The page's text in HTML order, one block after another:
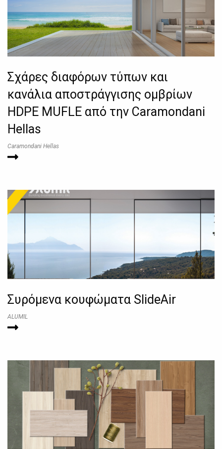
Σχάρες διαφόρων τύπων και
κανάλια αποστράγγισης ομβρίων
HDPE MUFLE από την Caramondani
Hellas
Caramondani Hellas
Συρόμενα κουφώματα SlideAir
ALUMIL